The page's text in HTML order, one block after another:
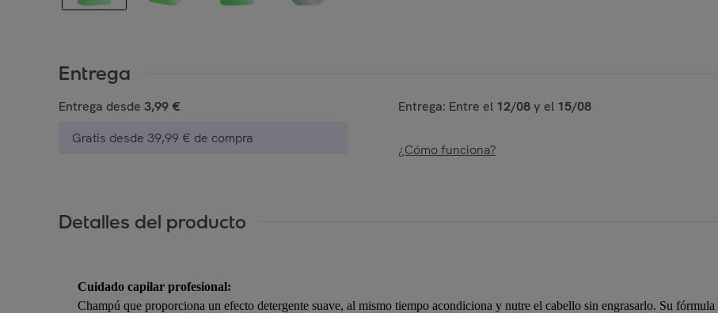
Entrega
Entrega desde 3,99 €
Gratis desde 39,99 € de compra
Entrega: Entre el 12/08y el 15/08
¿Cómo funciona?
Detalles del producto
Cuidado capilar profesional:
Champú que proporciona un efecto detergente suave, al mismo tiempo acondiciona y nutre el cabello sin engrasarlo. Su fórmula